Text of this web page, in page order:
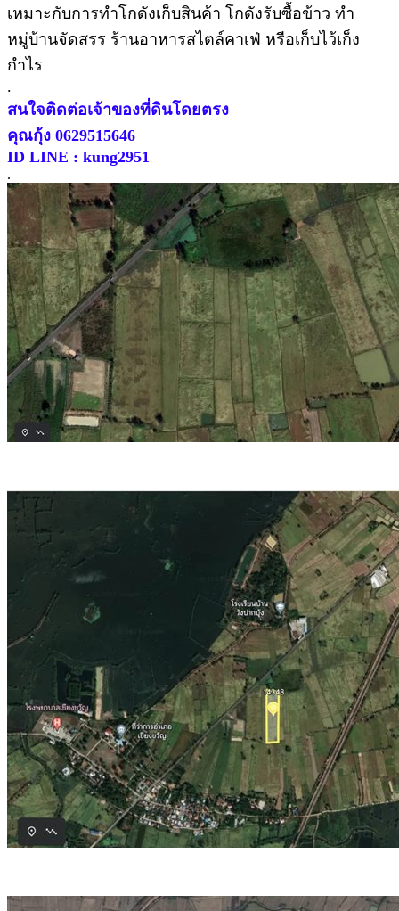
เหมาะกับการทำโกดังเก็บสินค้า โกดังรับซื้อข้าว ทำ
หมู่บ้านจัดสรร ร้านอาหารสไตล์คาเฟ่ หรือเก็บไว้เก็ง
กำไร
.
สนใจติดต่อเจ้าของที่ดินโดยตรง
คุณกุ้ง 0629515646
ID LINE : kung2951
.